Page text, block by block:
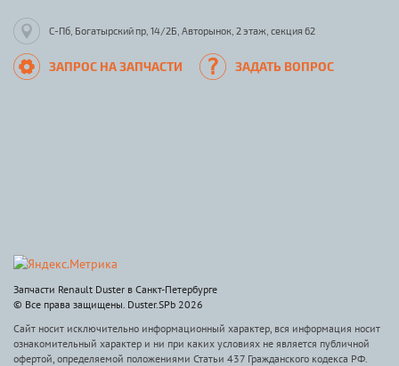
С-Пб, Богатырский пр, 14/2Б, Авторынок, 2 этаж, секция 62
ЗАПРОС НА ЗАПЧАСТИ ЗАДАТЬ ВОПРОС
Запчасти Renault Duster в Санкт-Петербурге
© Все права защищены. Duster.SPb 2026
Сайт носит исключительно информационный характер, вся информация носит
ознакомительный характер и ни при каких условиях не является публичной
офертой, определяемой положениями Статьи 437 Гражданского кодекса РФ.